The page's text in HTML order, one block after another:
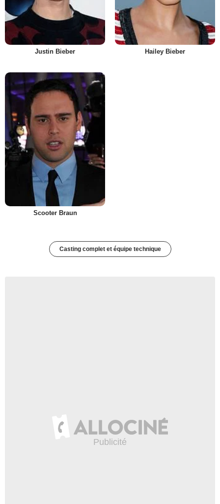
Justin Bieber Hailey Bieber
Scooter Braun
Casting complet et équipe technique